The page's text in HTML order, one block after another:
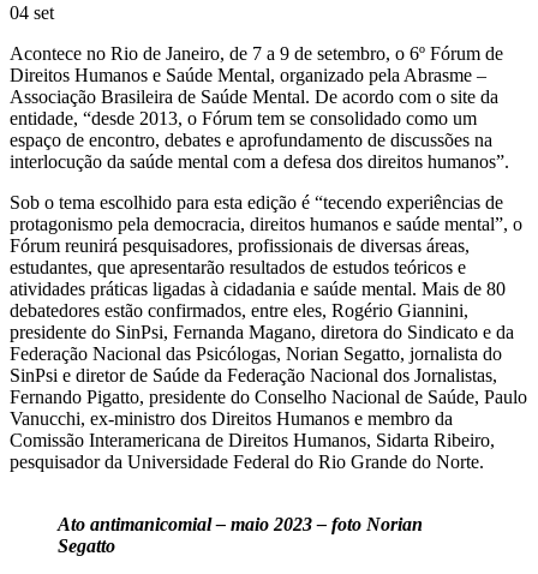
04 set
Acontece no Rio de Janeiro, de 7 a 9 de setembro, o 6º Fórum de
Direitos Humanos e Saúde Mental, organizado pela Abrasme –
Associação Brasileira de Saúde Mental. De acordo com o site da
entidade, “desde 2013, o Fórum tem se consolidado como um
espaço de encontro, debates e aprofundamento de discussões na
interlocução da saúde mental com a defesa dos direitos humanos”.
Sob o tema escolhido para esta edição é “tecendo experiências de
protagonismo pela democracia, direitos humanos e saúde mental”, o
Fórum reunirá pesquisadores, profissionais de diversas áreas,
estudantes, que apresentarão resultados de estudos teóricos e
atividades práticas ligadas à cidadania e saúde mental. Mais de 80
debatedores estão confirmados, entre eles, Rogério Giannini,
presidente do SinPsi, Fernanda Magano, diretora do Sindicato e da
Federação Nacional das Psicólogas, Norian Segatto, jornalista do
SinPsi e diretor de Saúde da Federação Nacional dos Jornalistas,
Fernando Pigatto, presidente do Conselho Nacional de Saúde, Paulo
Vanucchi, ex-ministro dos Direitos Humanos e membro da
Comissão Interamericana de Direitos Humanos, Sidarta Ribeiro,
pesquisador da Universidade Federal do Rio Grande do Norte.
Ato antimanicomial – maio 2023 – foto Norian
Segatto